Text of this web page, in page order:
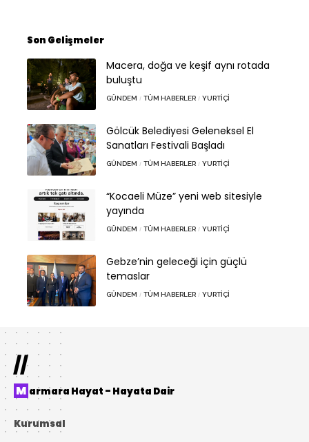
Son Gelişmeler
Macera, doğa ve keşif aynı rotada
buluştu
GÜNDEM TÜM HABERLER YURTIÇI
Gölcük Belediyesi Geleneksel El
Sanatları Festivali Başladı
GÜNDEM TÜM HABERLER YURTIÇI
“Kocaeli Müze” yeni web sitesiyle
yayında
GÜNDEM TÜM HABERLER YURTIÇI
Gebze’nin geleceği için güçlü
temaslar
GÜNDEM TÜM HABERLER YURTIÇI
//
Marmara Hayat – Hayata Dair
Kurumsal